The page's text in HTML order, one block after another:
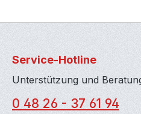
Service-Hotline
Unterstützung und
0 48 26 - 37 61 94